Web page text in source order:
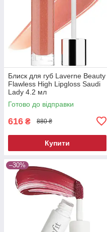
Блиск для губ Laverne Beauty
Flawless High Lipgloss Saudi
Lady 4.2 мл
Готово до відправки
616 ₴ 880 ₴
Купити
–30%